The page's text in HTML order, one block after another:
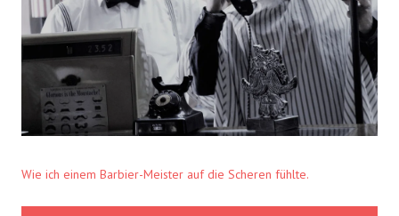
Wie ich einem Barbier-Meister auf die Scheren fühlte.